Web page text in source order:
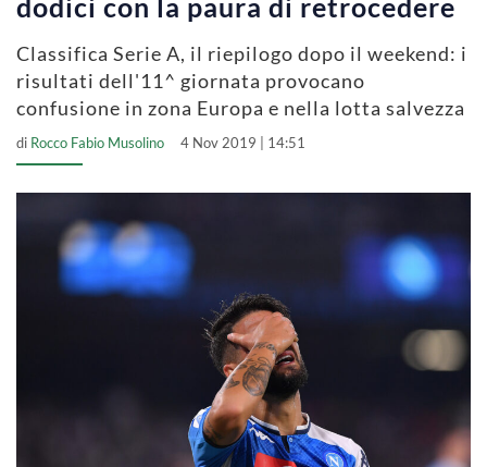
dodici con la paura di retrocedere
Classifica Serie A, il riepilogo dopo il weekend: i
risultati dell'11^ giornata provocano
confusione in zona Europa e nella lotta salvezza
di Rocco Fabio Musolino 4 Nov 2019 | 14:51